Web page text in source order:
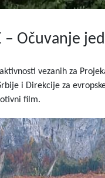
– Očuvanje
vezanih za
i Direkcije za
film.